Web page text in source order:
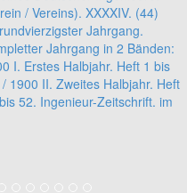
/ Vereins). XXXXIV. (44)
Jahrgang.
Jahrgang in 2 Bänden:
I. Erstes Halbjahr. Heft 1 bis
1900 II. Zweites Halbjahr. Heft
52. Ingenieur-Zeitschrift. im